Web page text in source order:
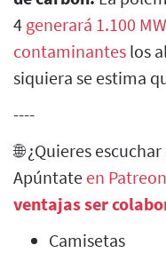
4 generará 1.100 MW
contaminantes los
siquiera se estima
----
🌐 ¿Quieres
Apúntate en Patreon
ventajas ser
Camisetas